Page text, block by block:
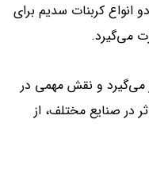
کربنات سدیم برای
می‌گیرد.
می‌گیرد و نقش مهمی در
در صنایع مختلف، از